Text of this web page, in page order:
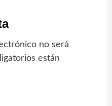
no será
están